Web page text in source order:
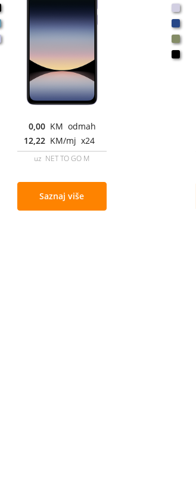
0,00 KM odmah
12,22 KM/mj x24
uz NET TO GO M
Saznaj više